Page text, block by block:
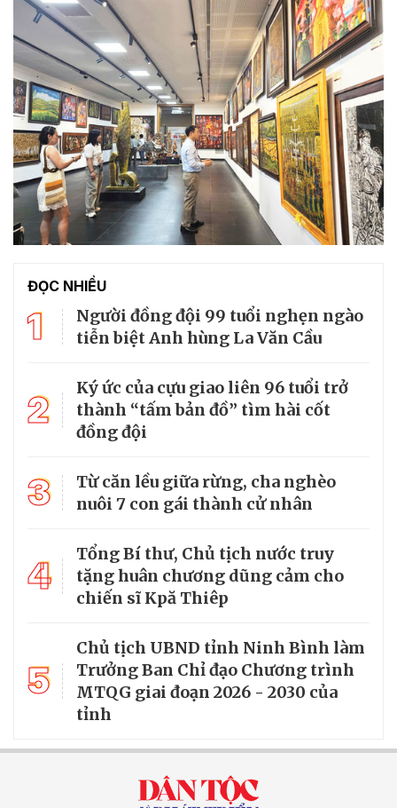
ĐỌC NHIỀU
1
Người đồng đội 99 tuổi nghẹn ngào
tiễn biệt Anh hùng La Văn Cầu
2
Ký ức của cựu giao liên 96 tuổi trở
thành “tấm bản đồ” tìm hài cốt
đồng đội
3
Từ căn lều giữa rừng, cha nghèo
nuôi 7 con gái thành cử nhân
4
Tổng Bí thư, Chủ tịch nước truy
tặng huân chương dũng cảm cho
chiến sĩ Kpă Thiêp
5
Chủ tịch UBND tỉnh Ninh Bình làm
Trưởng Ban Chỉ đạo Chương trình
MTQG giai đoạn 2026 - 2030 của
tỉnh